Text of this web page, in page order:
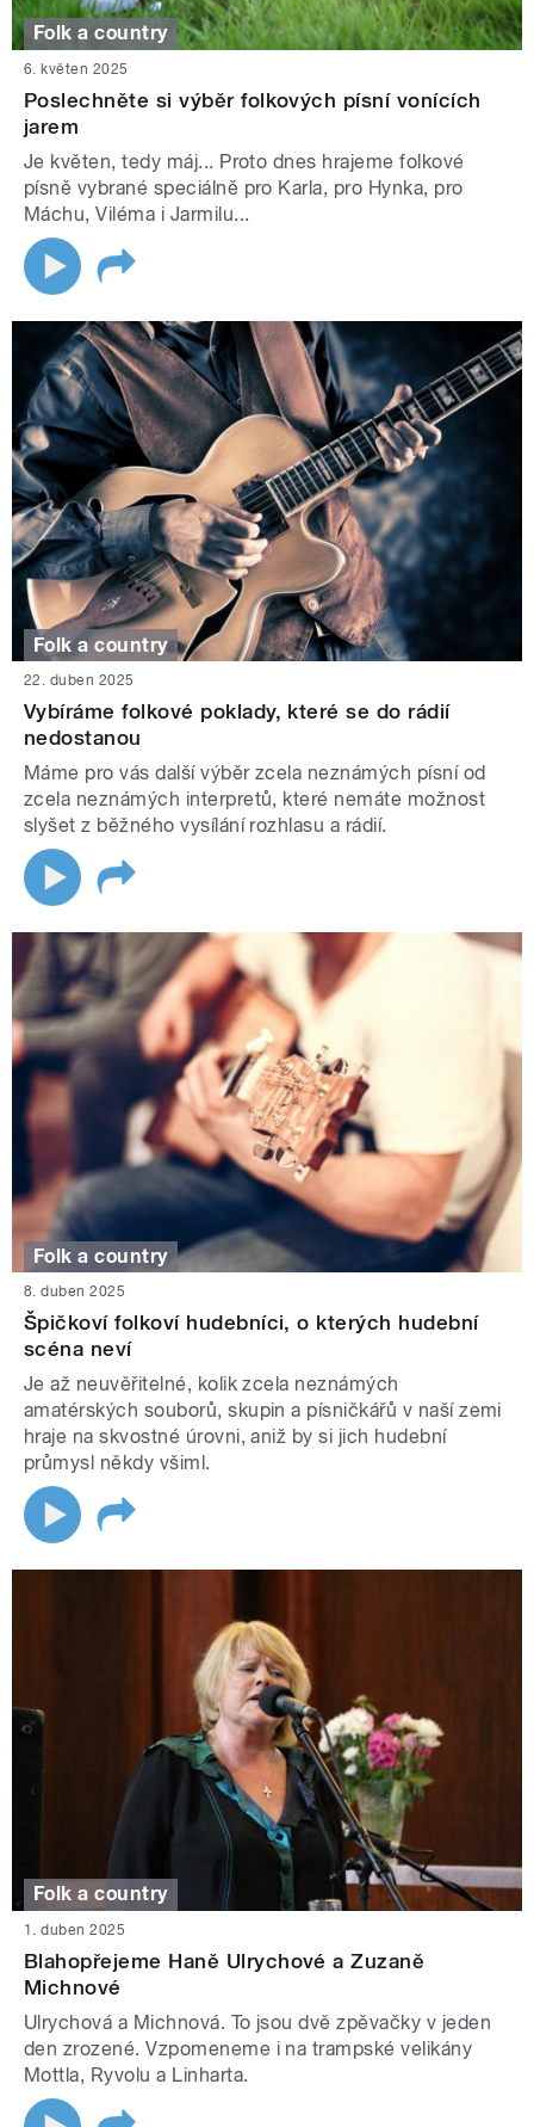
Folk a country
6. květen 2025
Poslechněte si výběr folkových písní vonících
jarem
Je květen, tedy máj... Proto dnes hrajeme folkové
písně vybrané speciálně pro Karla, pro Hynka, pro
Máchu, Viléma i Jarmilu...
Folk a country
22. duben 2025
Vybíráme folkové poklady, které se do rádií
nedostanou
Máme pro vás další výběr zcela neznámých písní od
zcela neznámých interpretů, které nemáte možnost
slyšet z běžného vysílání rozhlasu a rádií.
Folk a country
8. duben 2025
Špičkoví folkoví hudebníci, o kterých hudební
scéna neví
Je až neuvěřitelné, kolik zcela neznámých
amatérských souborů, skupin a písničkářů v naší zemi
hraje na skvostné úrovni, aniž by si jich hudební
průmysl někdy všiml.
Folk a country
1. duben 2025
Blahopřejeme Haně Ulrychové a Zuzaně
Michnové
Ulrychová a Michnová. To jsou dvě zpěvačky v jeden
den zrozené. Vzpomeneme i na trampské velikány
Mottla, Ryvolu a Linharta.